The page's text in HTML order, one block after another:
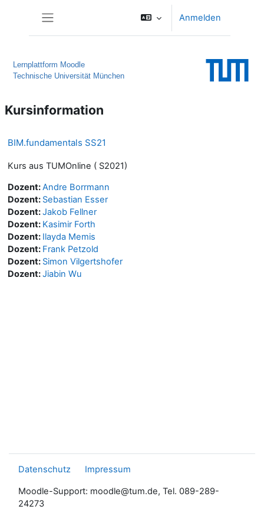
Anmelden
Lernplattform Moodle
Technische Universität München
Kursinformation
BIM.fundamentals SS21
Kurs aus TUMOnline ( S2021)
Dozent:Andre Borrmann
Dozent: Sebastian Esser
Dozent:Jakob Fellner
Dozent: Kasimir Forth
Dozent: Ilayda Memis
Dozent: Frank Petzold
Dozent: Simon Vilgertshofer
Dozent:Jiabin Wu
Datenschutz Impressum
Moodle-Support: moodle@tum.de, Tel. 089-289-
24273